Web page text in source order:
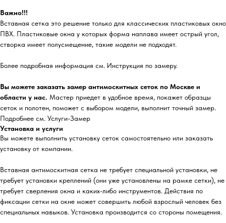
Важно!!!
Вставная сетка это решение только для классических пластиковых окно
ПВХ. Пластиковые окна у которых форма наплава имеет острый угол,
створка имеет полусмещение, такие модели не подходят.
Более подробная информация см. Инструкция по замеру.
Вы можете заказать замер антимоскитных сеток по Москве и
области у нас. Мастер приедет в удобное время, покажет образцы
сеток и полотен, поможет с выбором модели, выполнит точный замер.
Подробнее см. Услуги-Замер
Установка и услуги
Вы можете выполнить установку сеток самостоятельно или заказать
установку от компании.
Вставная антимоскитная сетка не требует специальной установки, не
требует установки креплений (они уже установлены на рамке сетки), не
требует сверления окна и каких-либо инструментов. Действия по
фиксации сетки на окне может совершить любой взрослый человек без
специальных навыков. Установка производится со стороны помещения.